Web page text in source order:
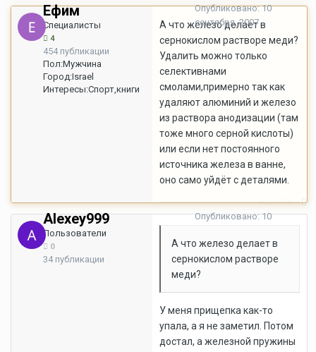
Ефим
Специалисты
4
454 публикации
Пол:Мужчина
Город:Israel
Интересы:Спорт,книги
Опубликовано:10
сентября, 2007
А что железо делает в
сернокислом растворе меди?
Удалить можно только
селективнами
смолами,примерно так как
удаляют алюминий и железо
из раствора анодизации (там
тоже много серной кислоты)
или если нет постоянного
источника железа в ванне,
оно само уйдёт с деталями.
Alexey999
Пользователи
0
34 публикации
Жалоба
Опубликовано:10
А что железо делает в
сернокислом растворе
меди?
У меня прищепка как-то
упала, а я не заметил. Потом
достал, а железной пружины